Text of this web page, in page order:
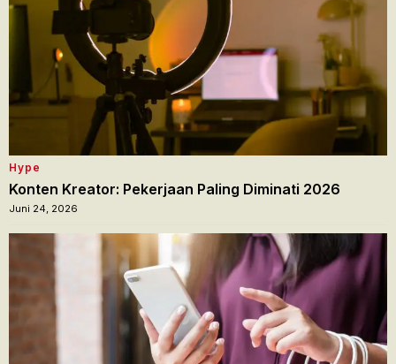
Hype
Konten Kreator: Pekerjaan Paling Diminati 2026
Juni 24, 2026